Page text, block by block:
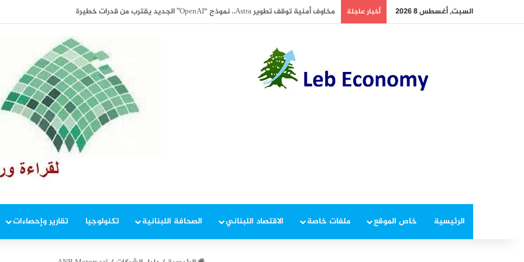
السبت, أغسطس 8 2026 أخبار عاجلة أسعار النفط تسجل خسارة متتالية للأسبوع الثاني.. وبرنت يتداول دون 84 دولاراً
الرئيسية خاص الموقع ملفات خاصة الاقتصاد اللبناني الصحافة اللبنانية تكنولوجيا تقارير وإحصاءات